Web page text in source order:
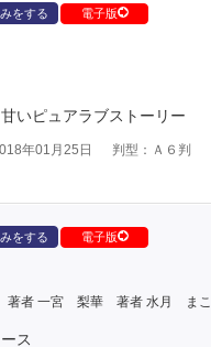
をする 電子版
いピュアラブストーリー
年01月25日 判型：Ａ６判
をする 電子版
著者 一宮 梨華 著者 水月 ま
ス